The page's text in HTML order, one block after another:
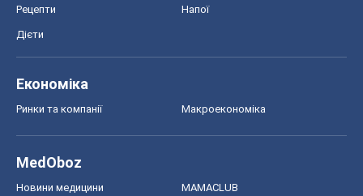
Рецепти Напої
Дієти
Економіка
Ринки та компанії Макроекономіка
MedOboz
Новини медицини MAMACLUB